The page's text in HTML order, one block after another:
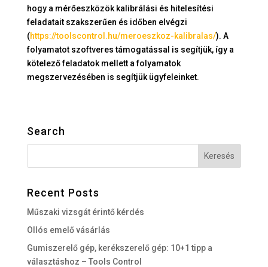
hogy a mérőeszközök kalibrálási és hitelesítési
feladatait szakszerűen és időben elvégzi
(https://toolscontrol.hu/meroeszkoz-kalibralas/). A
folyamatot szoftveres támogatással is segítjük, így a
kötelező feladatok mellett a folyamatok
megszervezésében is segítjük ügyfeleinket.
Search
Recent Posts
Műszaki vizsgát érintő kérdés
Ollós emelő vásárlás
Gumiszerelő gép, kerékszerelő gép: 10+1 tipp a
választáshoz – Tools Control